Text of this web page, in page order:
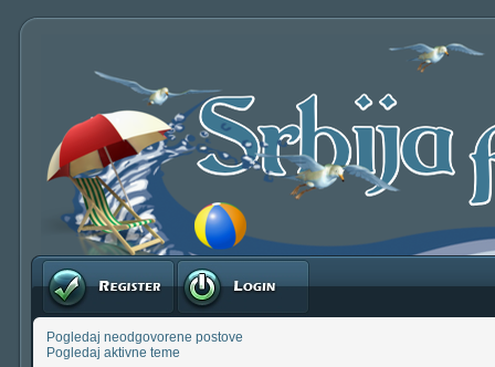
Registruj se Prijavite se
Pogledaj neodgovorene postove
Pogledaj aktivne teme